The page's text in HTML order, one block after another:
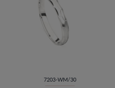
7203-WM/30